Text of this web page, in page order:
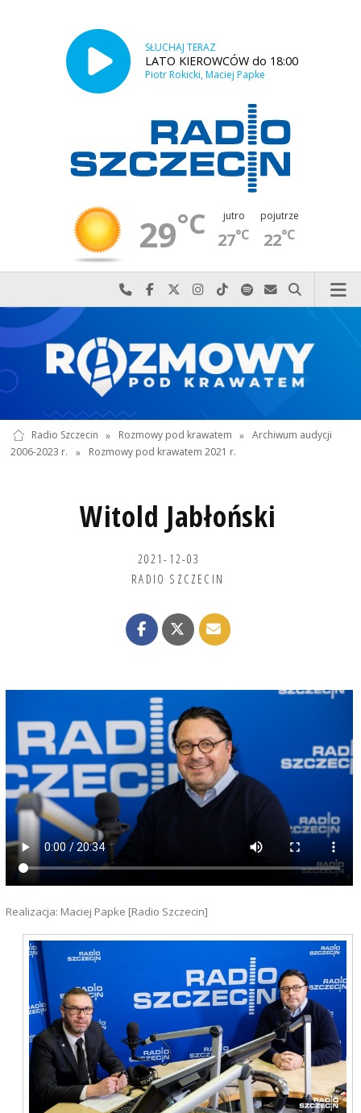
SŁUCHAJ TERAZ
LATO KIEROWCÓW do 18:00
Piotr Rokicki, Maciej Papke
29°C jutro
27°C
pojutrze
22°C
Najlepiej po prostu do nas zadzwoń
Odwiedź nas na Facebook-u
Odwiedź nas na X
Odwiedź nas na Instagram-ie
Odwiedź nas na TikTok-u
Szukaj nas na Spotify
Wyślij do nas
Szukaj
Radio Szczecin » Rozmowy pod krawatem » Archiwum audycji
2006-2023 r.
» Rozmowy pod krawatem 2021 r.
Witold Jabłoński
2021-12-03
RADIO SZCZECIN
Realizacja: Maciej Papke [Radio Szczecin]